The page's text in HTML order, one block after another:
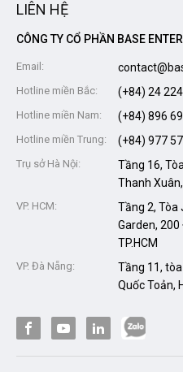
LIÊN HỆ
CÔNG TY CỔ PHẦN BASE
Email:
Hotline miền Bắc: (+84) 24
Hotline miền Nam: (+84) 896
Hotline miền Trung: (+84) 977
Trụ sở Hà Nội:
Tầng 16,
Thanh
VP. HCM:
Tầng 2, Tòa
Garden,
TP.HCM
VP. Đà Nẵng:
Tầng 11,
Quốc Toản,